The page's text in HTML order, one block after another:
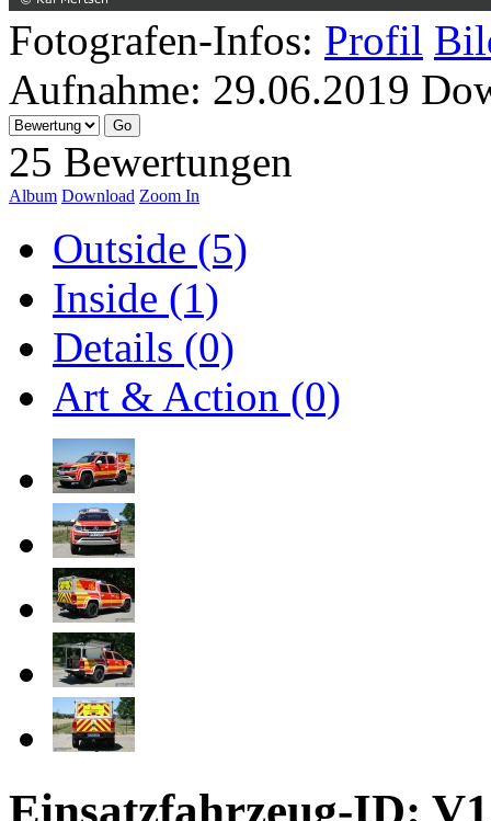
Fotografen-Infos: Profil
Aufnahme: 29.06.2019
25 Bewertungen
Album Download Zoom In
Outside (5)
Inside (1)
Details (0)
Art & Action (0)
Einsatzfahrzeug-ID: